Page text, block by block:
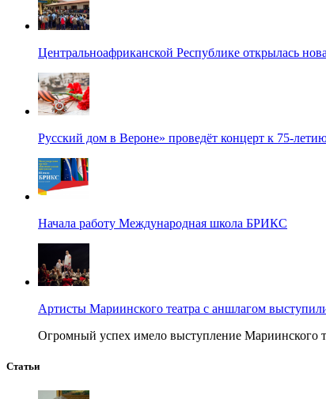
Центральноафриканской Республике открылась
Русский дом в Вероне» проведёт концерт к 75-
Начала работу Международная школа БРИКС
Артисты Мариинского театра с аншлагом
Огромный успех имело выступление Мариинского
Статьи